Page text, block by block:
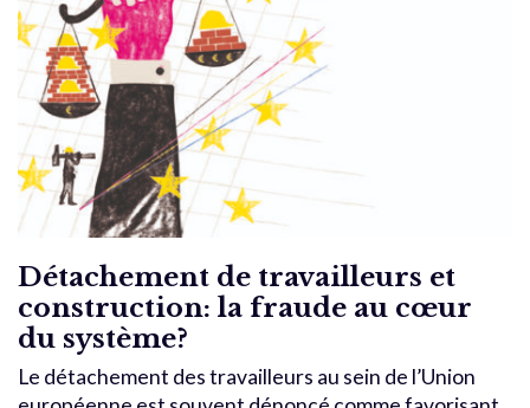
Détachement de travailleurs et
construction: la fraude au cœur
du système?
Le détachement des travailleurs au sein de l’Union